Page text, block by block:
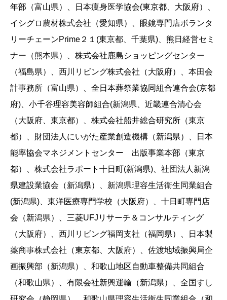
年部（富山県）、日本痩身医学協会(東京都、大阪府）、
イシグロ農材株式会社（愛知県）、眼鏡専門店ボランタ
リーチェーンPrime２１(東京都、千葉県)、熊日経営セミ
ナー（熊本県）、株式会社鹿島ショッピングセンター
（福島県）、西川リビング株式会社（大阪府）、本田会
計事務所（富山県）、全日本葬祭業協同組合連合会(京都
府)、小千谷理容美容師組合(新潟県、近畿連合清心会
（大阪府、東京都）、株式会社船井総合研究所（東京
都）、財団法人にいがた産業創造機構（新潟県）、日本
能率協会マネジメントセンター 出版事業本部（東京
都）、株式会社ラポート十日町(新潟県)、社団法人新潟
県建設業協会（新潟県）、新潟県理容生活衛生同業組合
(新潟県)、東洋医療専門学校（大阪府）、十日町専門店
会（新潟県）、三菱UFJリサーチ＆コンサルティング
（大阪府）、西川リビング福岡支社（福岡県）、日本製
薬商事株式会社（東京都、大阪府）、佐渡地域振興局企
画振興部（新潟県）、和歌山地区自動車整備共同組合
（和歌山県）、有限会社新興運輸（新潟県）、全国すし